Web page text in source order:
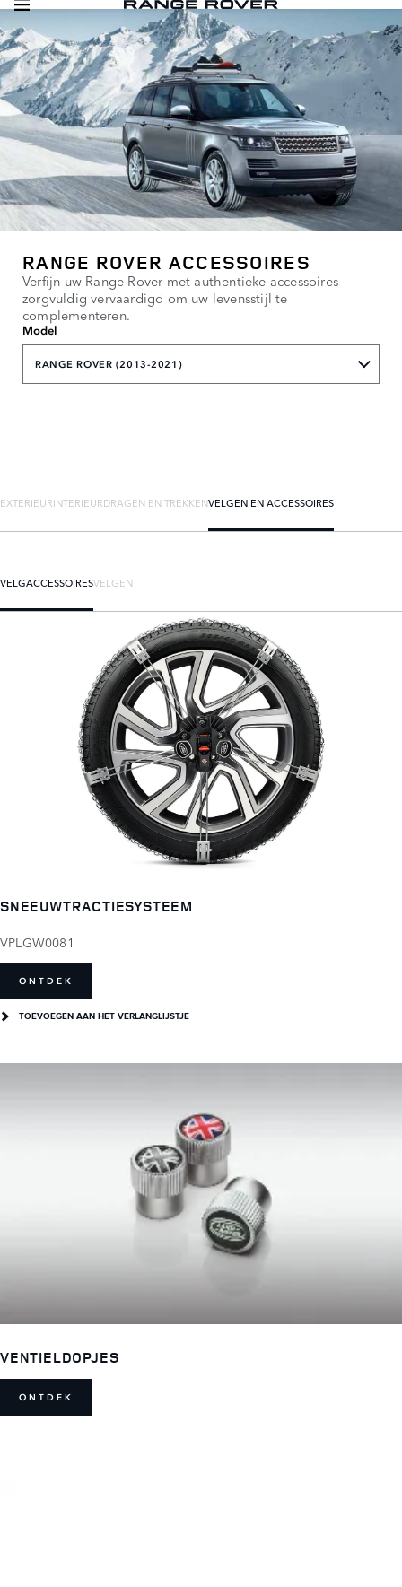
RANGE ROVER ACCESSOIRES
Verfijn uw Range Rover met authentieke accessoires -
zorgvuldig vervaardigd om uw levensstijl te
complementeren.
Model
RANGE ROVER (2013-2021)
EXTERIEURINTERIEURDRAGEN EN TREKKENVELGEN EN ACCESSOIRES
VELGACCESSOIRESVELGEN
SNEEUWTRACTIESYSTEEM
VPLGW0081
ONTDEK
TOEVOEGEN AAN HET VERLANGLIJSTJE
VENTIELDOPJES
ONTDEK